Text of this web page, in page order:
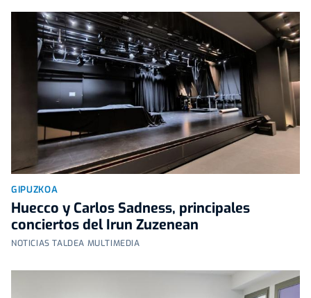
GIPUZKOA
Huecco y Carlos Sadness, principales
conciertos del Irun Zuzenean
NOTICIAS TALDEA MULTIMEDIA